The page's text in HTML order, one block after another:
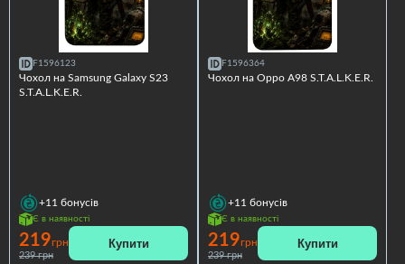
F1596123
Чохол на Samsung Galaxy S23
S.T.A.L.K.E.R.
+11 бонусів
Є в наявності
219грн
239 грн
Купити
F1596364
Чохол на Oppo A98 S.T.A.L.K.E.R.
+11 бонусів
Є в наявності
219грн
239 грн
Купити